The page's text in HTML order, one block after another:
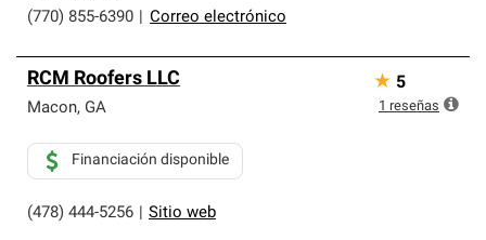
de profesionalismo y confiabilidad.
(770) 855-6390
Correo electrónico
RCM Roofers LLC
Macon, GA
(478) 444-5256 Sitio web
Financiación disponible
★ 5
1 reseñas